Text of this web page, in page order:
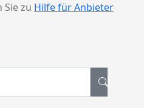
zu Hilfe für Anbieter